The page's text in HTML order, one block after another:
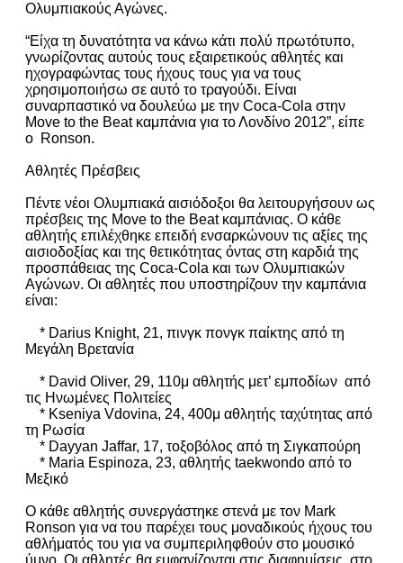
Ολυμπιακούς Αγώνες.
“Είχα τη δυνατότητα να κάνω κάτι πολύ πρωτότυπο,
γνωρίζοντας αυτούς τους εξαιρετικούς αθλητές και
ηχογραφώντας τους ήχους τους για να τους
χρησιμοποιήσω σε αυτό το τραγούδι. Είναι
συναρπαστικό να δουλεύω με την Coca-Cola στην
Move to the Beat καμπάνια για το Λονδίνο 2012”, είπε
ο Ronson.
Αθλητές Πρέσβεις
Πέντε νέοι Ολυμπιακά αισιόδοξοι θα λειτουργήσουν ως
πρέσβεις της Move to the Beat καμπάνιας. Ο κάθε
αθλητής επιλέχθηκε επειδή ενσαρκώνουν τις αξίες της
αισιοδοξίας και της θετικότητας όντας στη καρδιά της
προσπάθειας της Coca-Cola και των Ολυμπιακών
Αγώνων. Οι αθλητές που υποστηρίζουν την καμπάνια
είναι:
* Darius Knight, 21, πινγκ πονγκ παίκτης από τη
Μεγάλη Βρετανία
* David Oliver, 29, 110μ αθλητής μετ’ εμποδίων από
τις Ηνωμένες Πολιτείες
* Kseniya Vdovina, 24, 400μ αθλητής ταχύτητας από
τη Ρωσία
* Dayyan Jaffar, 17, τοξοβόλος από τη Σιγκαπούρη
* Maria Espinoza, 23, αθλητής taekwondo από το
Μεξικό
Ο κάθε αθλητής συνεργάστηκε στενά με τον Mark
Ronson για να του παρέχει τους μοναδικούς ήχους του
αθλήματός του για να συμπεριληφθούν στο μουσικό
ύμνο. Οι αθλητές θα εμφανίζονται στις διαφημίσεις, στο